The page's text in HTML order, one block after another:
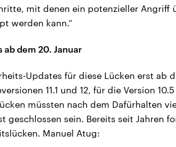
mit denen ein potenzieller Angriff
werden kann.“
dem 20. Januar
Updates für diese Lücken erst ab
11.1 und 12, für die Version
müssten nach dem Dafürhalten
geschlossen sein. Bereits seit Jahren
Manuel Atug: